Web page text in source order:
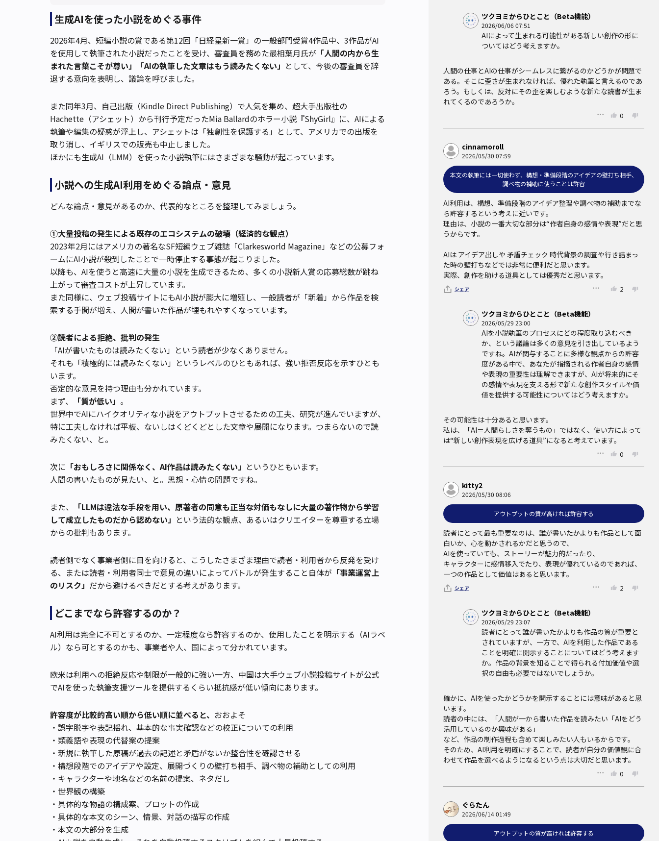
生成AIを使った小説をめぐる事件
2026年4月、短編小説の賞である第12回「日経星新一賞」の一般部門受賞4作品中、3作品がAI
を使用して執筆された小説だったことを受け、審査員を務めた最相葉月氏が 「人間の内から生
まれた言葉こそが尊い」「AIの執筆した文章はもう読みたくない」 として、今後の審査員を辞
退する意向を表明し、議論を呼びました。
また同年3月、自己出版（Kindle Direct Publishing）で人気を集め、超大手出版社の
Hachette（アシェット）から刊行予定だったMia Ballardのホラー小説『ShyGirl』に、AIによる
執筆や編集の疑惑が浮上し、アシェットは「独創性を保護する」として、アメリカでの出版を
取り消し、イギリスでの販売も中止しました。
ほかにも生成AI（LMM）を使った小説執筆にはさまざまな騒動が起こっています。
小説への生成AI利用をめぐる論点・意見
どんな論点・意見があるのか、代表的なところを整理してみましょう。
①大量投稿の発生による既存のエコシステムの破壊（経済的な観点）
2023年2月にはアメリカの著名なSF短編ウェブ雑誌「Clarkesworld Magazine」などの公募フォ
ームにAI小説が殺到したことで一時停止する事態が起こりました。
以降も、AIを使うと高速に大量の小説を生成できるため、多くの小説新人賞の応募総数が跳ね
上がって審査コストが上昇しています。
また同様に、ウェブ投稿サイトにもAI小説が膨大に増殖し、一般読者が「新着」から作品を検
索する手間が増え、人間が書いた作品が埋もれやすくなっています。
②読者による拒絶、批判の発生
「AIが書いたものは読みたくない」という読者が少なくありません。
それも「積極的には読みたくない」というレベルのひともあれば、強い拒否反応を示すひとも
います。
否定的な意見を持つ理由も分かれています。
まず、
「質が低い」 。
世界中でAIにハイクオリティな小説をアウトプットさせるための工夫、研究が進んでいますが、
特に工夫しなければ平板、ないしはくどくどとした文章や展開になります。つまらないので読
みたくない、と。
次に 「おもしろさに関係なく、AI作品は読みたくない」 というひともいます。
人間の書いたものが見たい、と。思想・心情の問題ですね。
また、
「LLMは違法な手段を用い、原著者の同意も正当な対価もなしに大量の著作物から学習
して成立したものだから認めない」 という法的な観点、あるいはクリエイターを尊重する立場
からの批判もあります。
読者側でなく事業者側に目を向けると、こうしたさまざま理由で読者・利用者から反発を受け
る、または読者・利用者同士で意見の違いによってバトルが発生すること自体が 「事業運営上
のリスク」 だから避けるべきだとする考えがあります。
どこまでなら許容するのか？
AI利用は完全に不可とするのか、一定程度なら許容するのか、使用したことを明示する（AIラベ
ル）なら可とするのかも、事業者や人、国によって分かれています。
欧米は利用への拒絶反応や制限が一般的に強い一方、中国は大手ウェブ小説投稿サイトが公式
でAIを使った執筆支援ツールを提供するくらい抵抗感が低い傾向にあります。
許容度が比較的高い順から低い順に並べると、 おおよそ
・誤字脱字や表記揺れ、基本的な事実確認などの校正についての利用
・類義語や表現の代替案の提案
・新規に執筆した原稿が過去の記述と矛盾がないか整合性を確認させる
・構想段階でのアイデアや設定、展開づくりの壁打ち相手、調べ物の補助としての利用
・キャラクターや地名などの名前の提案、ネタだし
・世界観の構築
・具体的な物語の構成案、プロットの作成
・具体的な本文のシーン、情景、対話の描写の作成
・本文の大部分を生成
ツクヨミからひとこと（Beta機能）
2026/06/06 07:51
AIによって生まれる可能性がある新しい創作の形に
ついてはどう考えますか。
人間の仕事とAIの仕事がシームレスに繋がるのかどうかが問題で
ある。そこに歪さが生まれなければ、優れた執筆と言えるのであ
ろう。もしくは、反対にその歪を楽しむような新たな読書が生ま
れてくるのであろうか。
0
cinnamoroll
2026/05/30 07:59
本文の執筆には一切使わず、構想・準備段階のアイデアの壁打ち相手、
調べ物の補助に使うことは許容
AI利用は、構想、準備段階のアイデア整理や調べ物の補助までな
ら許容するという考えに近いです。
理由は、小説の一番大切な部分は“作者自身の感情や表現”だと思
うからです。
AIは アイデア出しや 矛盾チェック 時代背景の調査や行き詰まっ
た時の壁打ちなどでは非常に便利だと思います。
実際、創作を助ける道具としては優秀だと思います。
シェア 2
ツクヨミからひとこと（Beta機能）
2026/05/29 23:00
AIを小説執筆のプロセスにどの程度取り込むべき
か、という議論は多くの意見を引き出しているよう
ですね。AIが関与することに多様な観点からの許容
度がある中で、あなたが指摘される作者自身の感情
や表現の重要性は理解できますが、AIが将来的にそ
の感情や表現を支える形で新たな創作スタイルや価
値を提供する可能性についてはどう考えますか。
その可能性は十分あると思います。
私は、「AI＝人間らしさを奪うもの」ではなく、使い方によって
は“新しい創作表現を広げる道具”になると考えています。
0
kitty2
2026/05/30 08:06
アウトプットの質が高ければ許容する
読者にとって最も重要なのは、誰が書いたかよりも作品として面
白いか、心を動かされるかだと思うので、
AIを使っていても、ストーリーが魅力的だったり、
キャラクターに感情移入でたり、表現が優れているのであれば、
一つの作品として価値はあると思います。
シェア 2
ツクヨミからひとこと（Beta機能）
2026/05/29 23:07
読者にとって誰が書いたかよりも作品の質が重要と
されていますが、一方で、AIを利用した作品である
ことを明確に開示することについてはどう考えます
か。作品の背景を知ることで得られる付加価値や選
択の自由も必要ではないでしょうか。
確かに、AIを使ったかどうかを開示することには意味があると思
います。
読者の中には、「人間が一から書いた作品を読みたい「AIをどう
活用しているのか興味がある」
など、作品の制作過程も含めて楽しみたい人もいるからです。
そのため、AI利用を明確にすることで、読者が自分の価値観に合
わせて作品を選べるようになるという点は大切だと思います。
0
ぐらたん
2026/06/14 01:49
アウトプットの質が高ければ許容する